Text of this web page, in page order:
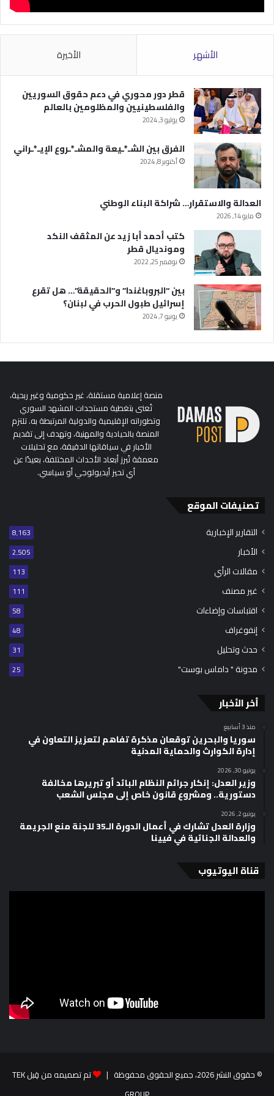
الأشهر الأخيرة
قطر دور محوري في دعم حقوق السوريين
والفلسطينيين والمظلومين بالعالم
يوليو 3, 2024
الفرق بين الشـ*ـيعة والمشـ*ـروع الإيـ*ـراني
أكتوبر 8, 2024
العدالة والاستقرار… شراكة البناء الوطني
مايو 14, 2026
كتب أحمد أبا زيد عن المثقف النكد
ومونديال قطر
نوفمبر 25, 2022
بين “البروباغندا” و”الحقيقة”… هل تقرع
إسرائيل طبول الحرب في لبنان؟
يونيو 7, 2024
منصة إعلامية مستقلة، غير حكومية وغير ربحية،
تُعنى بتغطية مستجدات المشهد السوري
وتطوراته الإقليمية والدولية المرتبطة به. تلتزم
المنصة بالحيادية والمهنية، وتهدف إلى تقديم
الأخبار في سياقاتها الدقيقة، مع تحليلات
معمقة تُبرز أبعاد الأحداث المختلفة، بعيدًا عن
أي تحيز أيديولوجي أو سياسي.
تصنيفات الموقع
التقارير الإخبارية 8٬163
الأخبار 2٬505
مقالات الرأي 113
غير مصنف 111
اقتباسات وإضاءات 58
إنفوغراف 48
حدث وتحليل 31
مدونة " داماس بوست" 25
أخر الأخبار
منذ 3 أسابيع
سوريا والبحرين توقعان مذكرة تفاهم لتعزيز التعاون في
إدارة الكوارث والحماية المدنية
يونيو 30, 2026
وزير العدل: إنكار جرائم النظام البائد أو تبريرها مخالفة
دستورية.. ومشروع قانون خاص إلى مجلس الشعب
يونيو 2, 2026
وزارة العدل تشارك في أعمال الدورة الـ35 للجنة منع الجريمة
والعدالة الجنائية في فيينا
قناة اليوتيوب
© حقوق النشر 2026، جميع الحقوق محفوظة |
تم تصميمه من قِبل TEK